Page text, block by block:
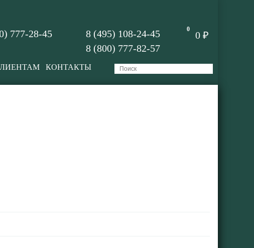
0
0 ₽
8 (495) 108-24-45
8 (800) 777-82-57
777-28-45
КОНТАКТЫ